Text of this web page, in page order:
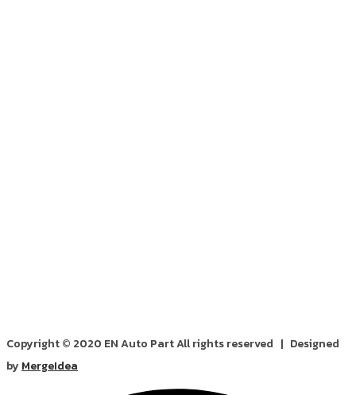
Copyright © 2020 EN Auto Part All rights reserved | Designed
by MergeIdea